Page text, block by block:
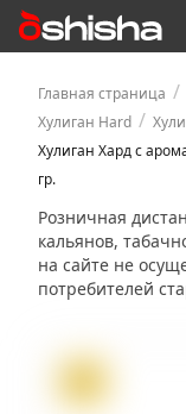
Главная страница /
Хулиган Hard /
Хулиган Хард с
гр.
Розничная
кальянов,
на сайте не
потребителей